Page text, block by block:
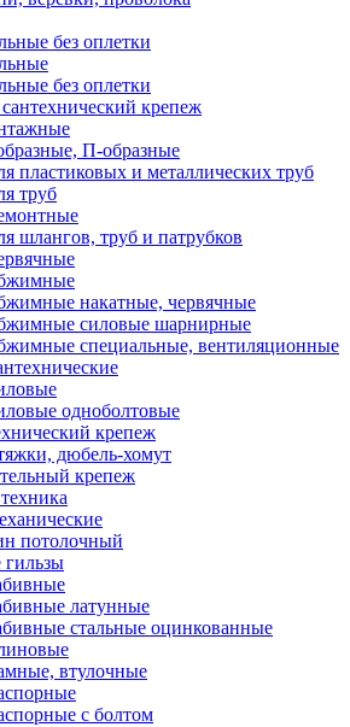
без оплетки
без оплетки
крепеж
П-образные
пластиковых и металлических труб
труб
шлангов, труб и патрубков
накатные, червячные
силовые шарнирные
специальные, вентиляционные
одноболтовые
крепеж
дюбель-хомут
крепеж
потолочный
латунные
стальные оцинкованные
втулочные
с болтом